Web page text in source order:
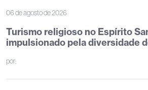
06 de agosto de 2026
Turismo religioso no Espírito
impulsionado pela diversidade
por: